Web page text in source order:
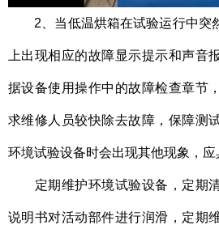
2、当低温烘箱在试验运行中突
上出现相应的故障显示提示和声音
据设备使用操作中的故障检查章节
求维修人员较快除去故障，保障测
环境试验设备时会出现其他现象，应
定期维护环境试验设备，定期清
说明书对活动部件进行润滑，定期